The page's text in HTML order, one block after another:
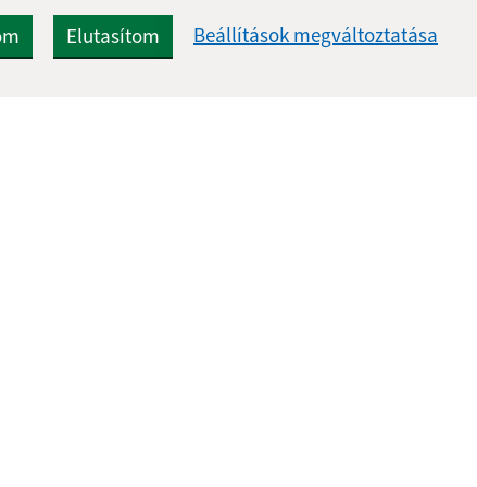
Elutasítom Beállítások megváltoztatása